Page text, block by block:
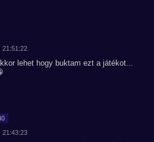
21:51:22
lehet hogy buktam ezt a játékot...
21:43:23